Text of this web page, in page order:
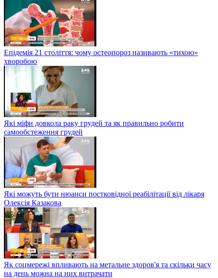
Епідемія 21 століття: чому остеопороз називають «тихою»
хворобою
Які міфи довкола раку грудей та як правильно робити
самообстеження грудей
Які можуть бути нюанси постковідної реабілітації від лікаря
Олексія Казакова
Як соцмережі впливають на метальне здоров'я та скільки часу
на день можна на них витрачати